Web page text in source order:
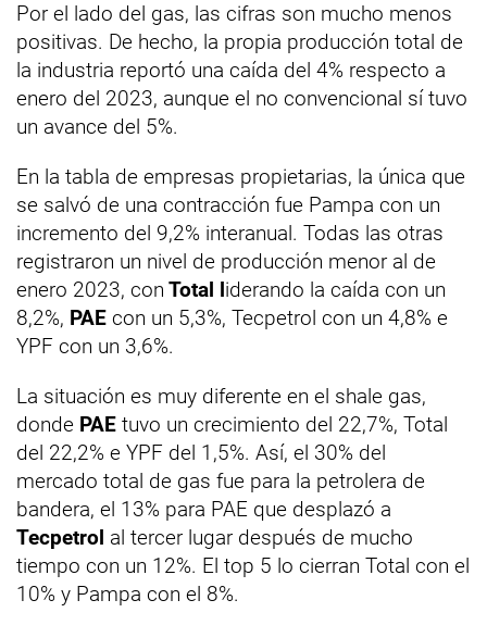
Por el lado del gas, las cifras son mucho menos
positivas. De hecho, la propia producción total de
la industria reportó una caída del 4% respecto a
enero del 2023, aunque el no convencional sí tuvo
un avance del 5%.
En la tabla de empresas propietarias, la única que
se salvó de una contracción fue Pampa con un
incremento del 9,2% interanual. Todas las otras
registraron un nivel de producción menor al de
enero 2023, con Total liderando la caída con un
8,2%, PAE con un 5,3%, Tecpetrol con un 4,8% e
YPF con un 3,6%.
La situación es muy diferente en el shale gas,
donde PAE tuvo un crecimiento del 22,7%, Total
del 22,2% e YPF del 1,5%. Así, el 30% del
mercado total de gas fue para la petrolera de
bandera, el 13% para PAE que desplazó a
Tecpetrol al tercer lugar después de mucho
tiempo con un 12%. El top 5 lo cierran Total con el
10% y Pampa con el 8%.